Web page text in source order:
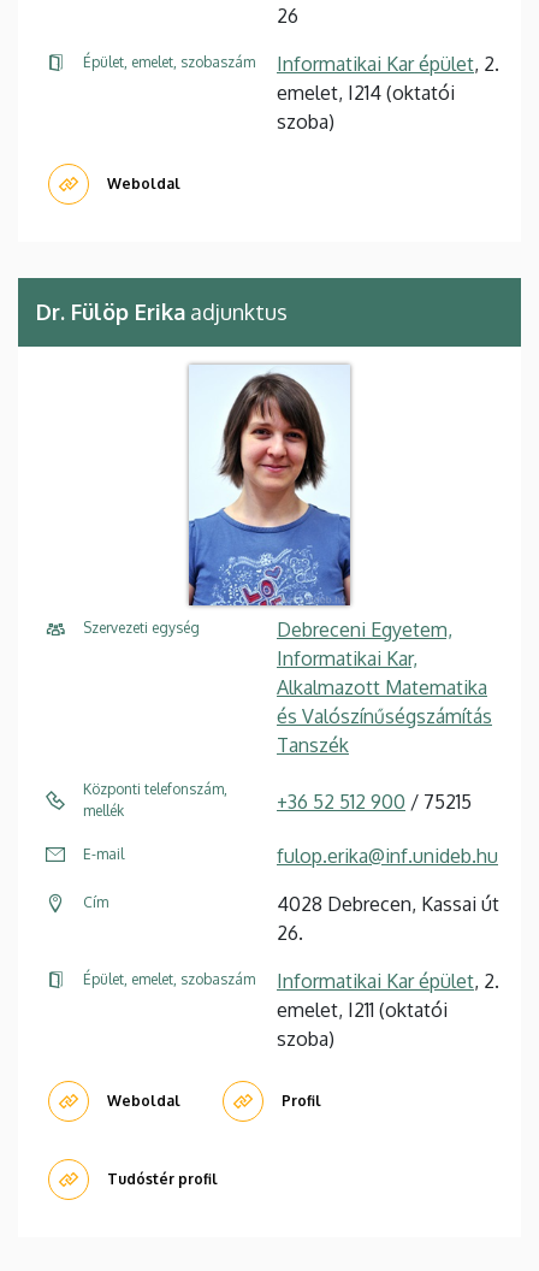
26
Épület, emelet, szobaszám Informatikai Kar épület, 2.
emelet, I214 (oktatói
szoba)
Weboldal
Dr. Fülöp Erika adjunktus
Szervezeti egység
Debreceni Egyetem,
Informatikai Kar,
Alkalmazott Matematika
és Valószínűségszámítás
Tanszék
Központi telefonszám,
mellék
+36 52 512 900 / 75215
E-mail fulop.erika@inf.unideb.hu
Cím
4028 Debrecen, Kassai út
26.
Épület, emelet, szobaszám Informatikai Kar épület, 2.
emelet, I211 (oktatói
szoba)
Weboldal Profil
Tudóstér profil